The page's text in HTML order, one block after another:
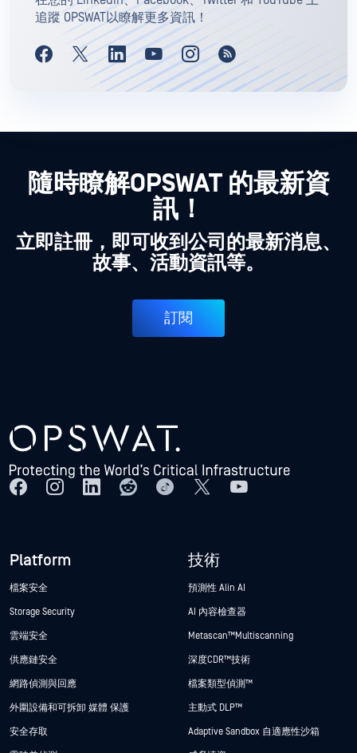
追蹤 OPSWAT以瞭解更多資訊！
隨時瞭解OPSWAT 的最新資
訊！
立即註冊，即可收到公司的最新消息、
故事、活動資訊等。
訂閱
Platform
檔案安全
Storage Security
雲端安全
供應鏈安全
網路偵測與回應
外圍設備和可拆卸 媒體 保護
安全存取
技術
預測性 Alin AI
AI 內容檢查器
Metascan™ Multiscanning
深度CDR™技術
檔案類型偵測™
主動式 DLP™
Adaptive Sandbox 自適應性沙箱